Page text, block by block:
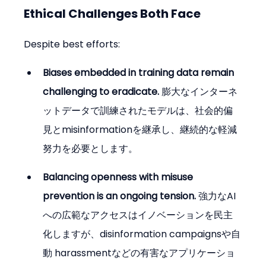
Ethical Challenges Both Face
Despite best efforts:
Biases embedded in training data remain
challenging to eradicate. 膨大なインターネ
ットデータで訓練されたモデルは、社会的偏
見とmisinformationを継承し、継続的な軽減
努力を必要とします。
Balancing openness with misuse
prevention is an ongoing tension. 強力なAI
への広範なアクセスはイノベーションを民主
化しますが、disinformation campaignsや自
動 harassmentなどの有害なアプリケーショ